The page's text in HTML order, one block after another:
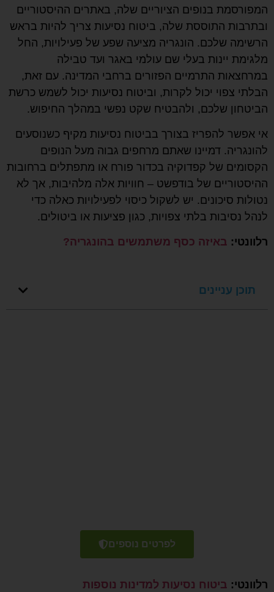
המפורסמת בנופים הציוריים שלה, באתרים ההיסטוריים
ובתרבות התוססת שלה, ביטוח נסיעות צריך להיות בראש
הרשימה שלכם. הונגריה מציעה שפע של פעילויות, החל
מלגימת יינות בעלי שם עולמי באגר ועד טבילה
במרחצאות התרמיים הפזורים ברחבי המדינה. עם זאת,
הבלתי צפוי יכול לקרות, וביטוח נסיעות יכול לשמש כרשת
הביטחון שלכם, ולהבטיח שקט נפשי במהלך החיפוש.
אי אפשר להפריז בצורך בביטוח נסיעות מקיף כשנוסעים
להונגריה. דמיינו שאתם מרחפים גבוה מעל הנופים
הקסומים של קפדוקיה בכדור פורח או מתפתלים ברחובות
ההיסטוריים של בודפשט – חוויות אלה מלהיבות, אך לא
נטולות סיכונים. יש לשקול כיסוי לפעילויות כאלה כדי
לנהל נסיבות בלתי צפויות, כגון פציעות או ביטולים.
רלוונטי: באיזה כסף משתמשים בהונגריה?
תוכן עניינים
לפרטים נוספים
רלוונטי: ביטוח נסיעות למדינות נוספות